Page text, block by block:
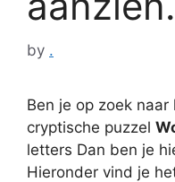
by .
Ben je op zoek
cryptische puzzel
letters Dan ben je
Hieronder vind je